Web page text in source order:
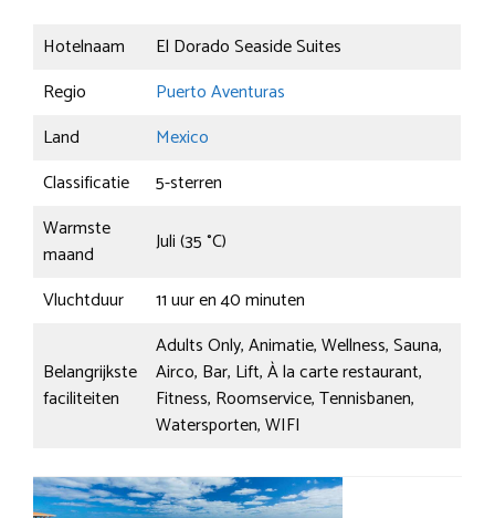
Hotelnaam
El Dorado Seaside Suites
Regio
Puerto Aventuras
Land
Mexico
Classificatie
5-sterren
Warmste
maand
Juli (35 °C)
Vluchtduur
11 uur en 40 minuten
Belangrijkste
faciliteiten
Adults Only, Animatie, Wellness, Sauna,
Airco, Bar, Lift, À la carte restaurant,
Fitness, Roomservice, Tennisbanen,
Watersporten, WIFI